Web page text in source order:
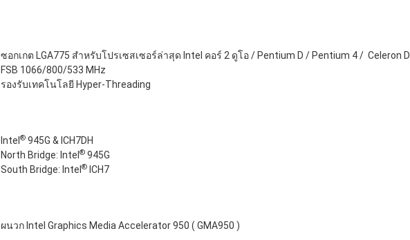
ซอกเกต LGA775 สำหรับโปรเซสเซอร์ล่าสุด Intel คอร์ 2 ดูโอ / Pentium D / Pentium 4 / Celeron D
FSB 1066/800/533 MHz
รองรับเทคโนโลยี Hyper-Threading
Intel ® 945G & ICH7DH
North Bridge: Intel ® 945G
South Bridge: Intel ® ICH7
ผนวก Intel Graphics Media Accelerator 950 ( GMA950 )